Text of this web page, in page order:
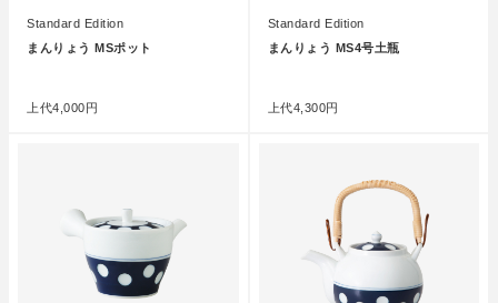
Standard Edition
まんりょう MSポット
上代4,000円
Standard Edition
まんりょう MS4号土瓶
上代4,300円